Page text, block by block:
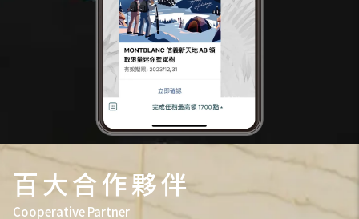
百大合作夥伴
Cooperative Partner